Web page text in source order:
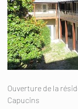
Ouverture de la
Capucins